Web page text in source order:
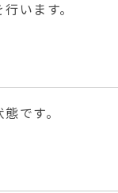
います。
です。